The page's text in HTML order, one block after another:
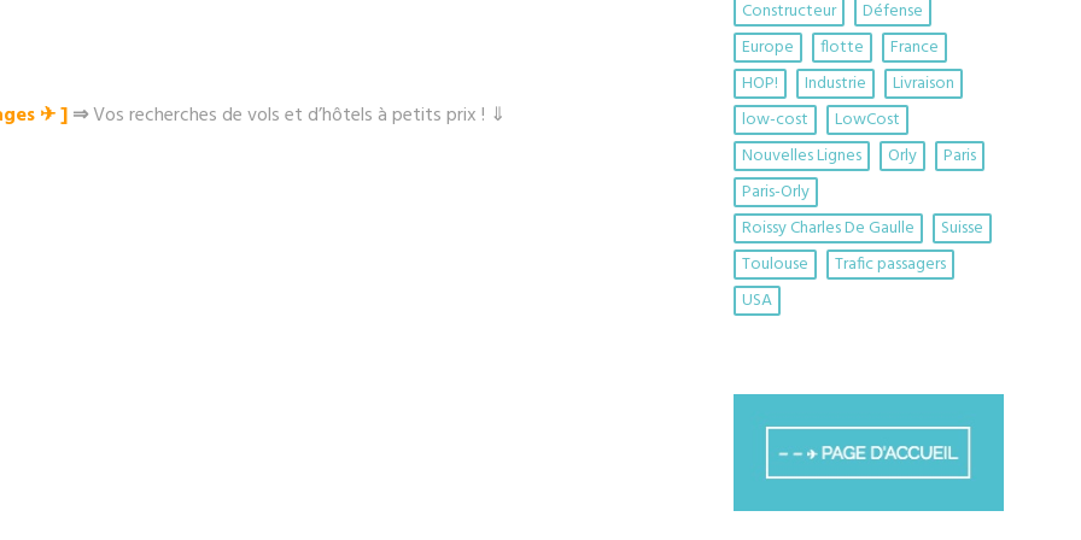
✈︎ ]⇒Vos recherches de vols et d’hôtels à petits prix ! ⇓
Constructeur
Défense
Europe
flotte
France
HOP!
Industrie
Livraison
low-cost
LowCost
Nouvelles Lignes
Orly
Paris
Paris-Orly
Roissy Charles De Gaulle
Suisse
Toulouse
Trafic passagers
USA